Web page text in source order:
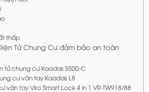
thấp
Tử Chung Cư đảm bảo an toàn
tử chung cư Kaadas S500-C
cư vân tay Kaadas L8
vân tay Viro Smart Lock 4 in 1 VR-TW918/88